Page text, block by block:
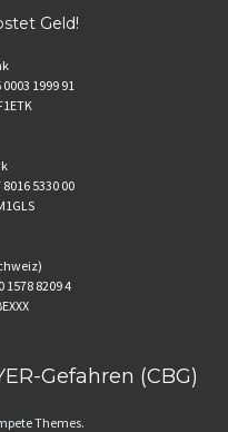
Geld!
0003 1999 91
8016 5330 00
1578 8209 4
Gefahren (CBG)
Themes.